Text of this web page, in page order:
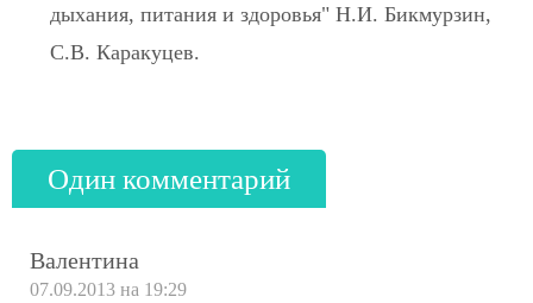
дыхания, питания и здоровья" Н.И. Бикмурзин,
С.В. Каракуцев.
Один комментарий
Валентина
07.09.2013 на 19:29